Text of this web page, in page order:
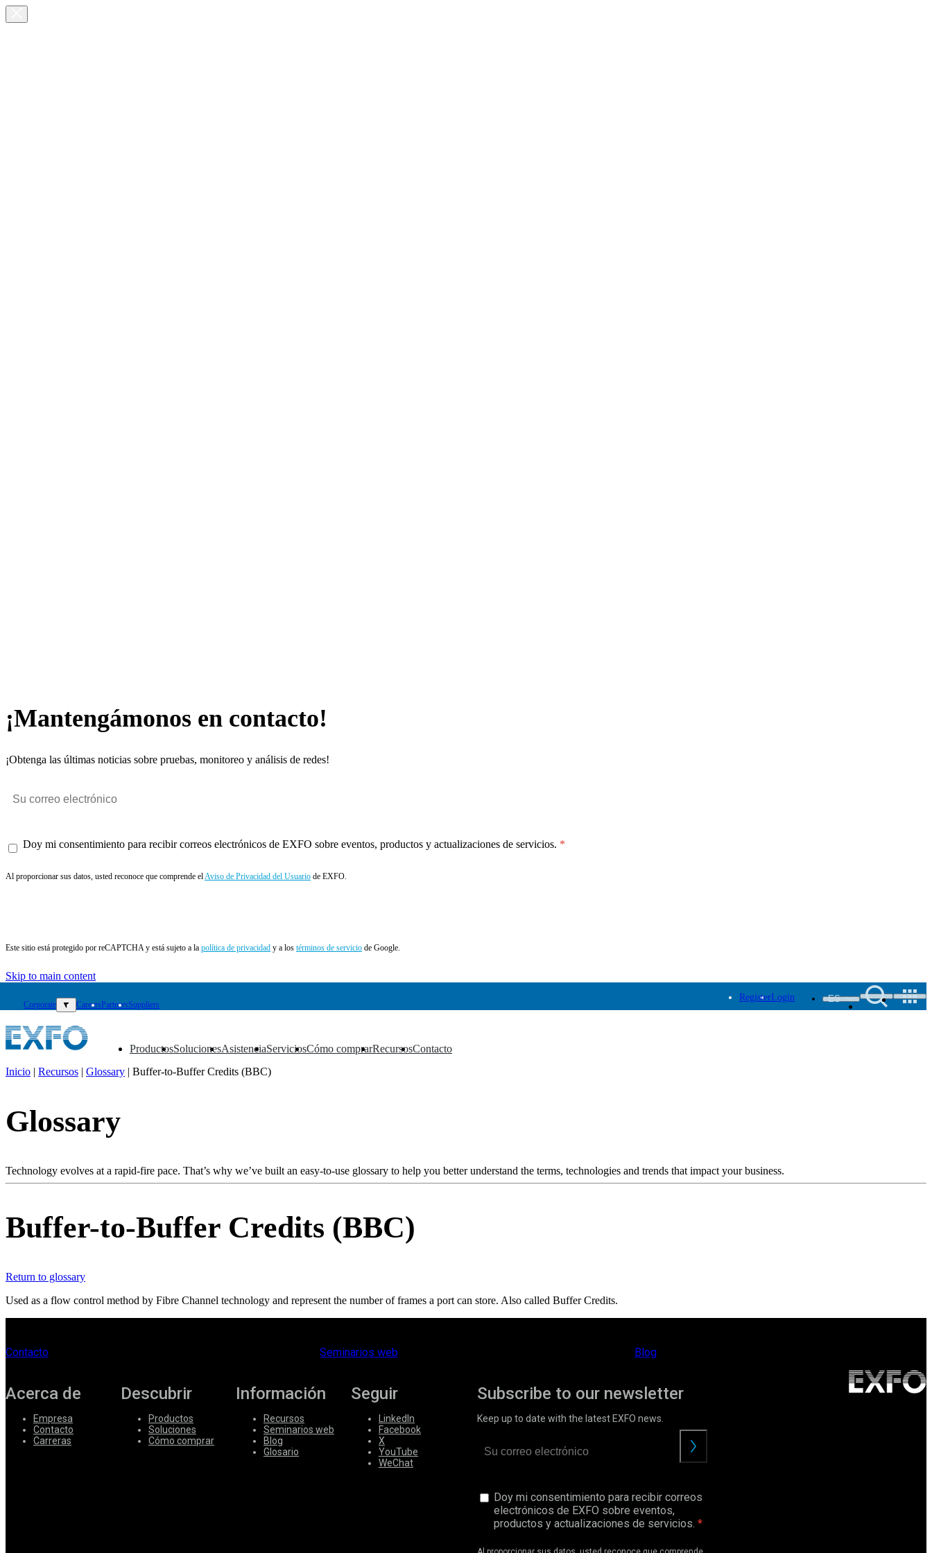
¡Mantengámonos en contacto!
¡Obtenga las últimas noticias sobre pruebas, monitoreo y análisis de redes!
Doy mi consentimiento para recibir correos electrónicos de EXFO sobre eventos, productos y actualizaciones de servicios.
Al proporcionar sus datos, usted reconoce que comprende elAviso de Privacidad del Usuario de EXFO.
Este sitio está protegido por reCAPTCHA y está sujeto a la política de privacidad y a los términos de servicio de Google.
Skip to main content
Corporate ▼ CareersPartnersSuppliers
RegisterLogin ES
Productos
▼ Soluciones
▼ Asistencia
▼ Servicios
▼ Cómo comprar
▼ Recursos
▼ Contacto
▼
Productos
Soluciones
Cómo
Contacto
RegisterLogin
Corporate
Careers
Partners
Inicio | Recursos | Glossary | Buffer-to-Buffer Credits (BBC)
Glossary
Technology evolves at a rapid-fire pace. That’s why we’ve built an easy-to-use glossary to help you better understand the terms, technologies and trends that impact your business.
Buffer-to-Buffer Credits (BBC)
Return to glossary
Used as a flow control method by Fibre Channel technology and represent the number of frames a port can store. Also called Buffer Credits.
Contacto Seminarios web Blog
Acerca de
Empresa
Contacto
Carreras
Descubrir
Productos
Soluciones
Cómo comprar
Información
Recursos
Seminarios web
Blog
Glosario
Seguir
LinkedIn
Facebook
X
YouTube
WeChat
Subscribe to our newsletter
Keep up to date with the latest EXFO news.
Doy mi consentimiento para recibir correos
electrónicos de EXFO sobre eventos,
productos y actualizaciones de servicios.